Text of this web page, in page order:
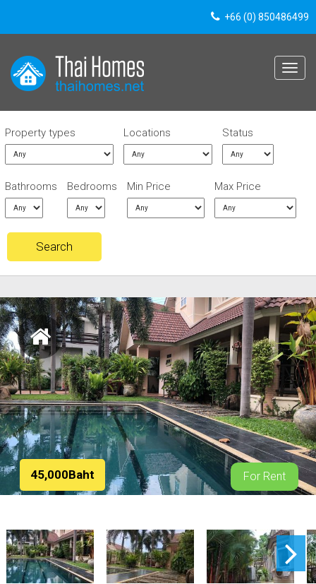
+66 (0) 850486499
Toggle
Property types Locations Status
Bathrooms Bedrooms Min Price Max Price
45,000Baht For Rent